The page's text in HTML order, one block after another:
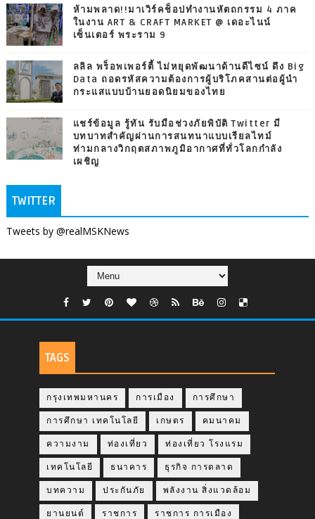
ห้ามพลาด!!มาเวิร์คช็อปทำงานหัตถกรรม 4 ภาค
ในงาน ART & CRAFT MARKET @ เดอะไนน์
เซ็นเตอร์ พระราม 9
ลลิล พร็อพเพอร์ตี้ ไม่หยุดพัฒนาด้านดีไซน์ ดึง Big
Data ถอดรหัสความต้องการผู้บริโภคสานต่อผู้นำ
กระแสแบบบ้านยอดนิยมของไทย
แชร์ข้อมูล รู้ทัน รับมือช่วงภัยพิบัติ Twitter มี
บทบาทสำคัญผ่านการสนทนาแบบเรียลไทม์
ท่ามกลางวิกฤตสภาพภูมิอากาศที่ทั่วโลกกำลัง
เผชิญ
TWITTER
Tweets by @realMSKNews
TAGS
กรุงเทพมหานคร การเมือง การศึกษา
การศึกษา เทคโนโลยี เกษตร คมนาคม
ความงาม ท่องเที่ยว ท่องเที่ยว โรงแรม
เทคโนโลยี ธนาคาร ธุรกิจ การตลาด
บทความ ประกันภัย พลังงาน สิ่งแวดล้อม
ยานยนต์ ราชการ ราชการ การเมือง